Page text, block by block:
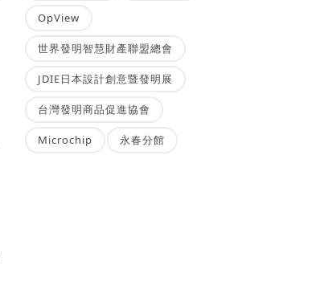
OpView
世界發明智慧財產聯盟總會
JDIE日本設計創意暨發明展
台灣發明商品促進協會
Microchip 永春分館